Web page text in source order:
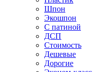
Шпон
Экошпон
С патиной
ДСП
Стоимость
Дешевые
Дорогие